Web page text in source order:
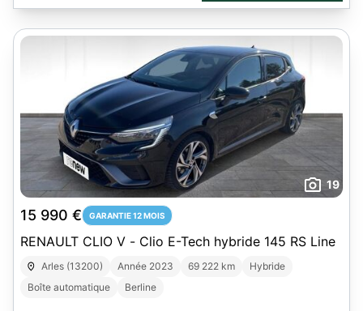
19
15 990 € GARANTIE 12 MOIS
RENAULT CLIO V - Clio E-Tech hybride 145 RS Line
Arles (13200) Année 2023 69 222 km
Hybride
Boîte automatique
Berline